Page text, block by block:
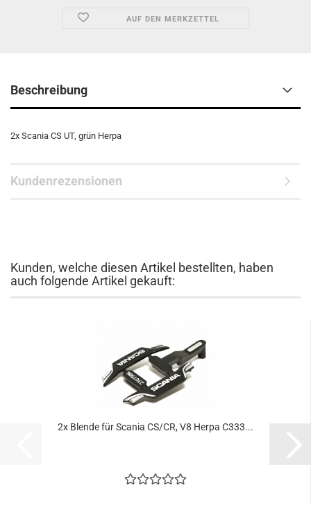
AUF DEN MERKZETTEL
Beschreibung
2x Scania CS UT, grün Herpa
Kundenrezensionen
Kunden, welche diesen Artikel bestellten, haben
auch folgende Artikel gekauft:
2x Blende für Scania CS/CR, V8 Herpa C333...